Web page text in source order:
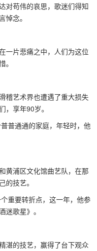
苟伟的哀思，歌迷们得知
悼念。
片悲痛之中，人们为这位
。
艺术界也遭遇了重大损失
享年90岁。
普通通的家庭，年轻时，他
浦区文化馆曲艺队，在那
的技艺。
重要转折点，这一年，他参
迷歌星》。
的技艺，赢得了台下观众